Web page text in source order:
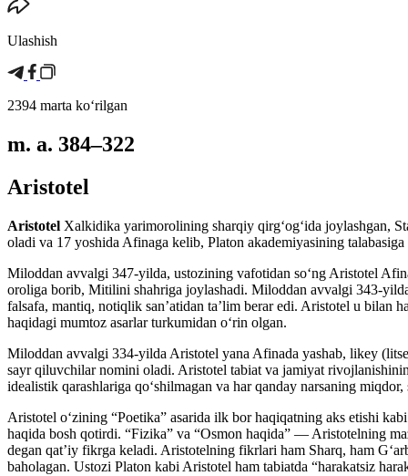
Ulashish
2394 marta koʻrilgan
m. a. 384–322
Aristotel
Aristotel Xalkidika yarimorolining sharqiy qirgʻogʻida joylashgan,
oladi va 17 yoshida Afinaga kelib, Platon akademiyasining
Miloddan avvalgi 347-yilda, ustozining vafotidan soʻng Aristotel
oroliga borib, Mitilini shahriga joylashadi. Miloddan avvalgi 343-
falsafa, mantiq, notiqlik sanʼatidan taʼlim berar edi. Aristotel u
haqidagi mumtoz asarlar turkumidan oʻrin olgan.
Miloddan avvalgi 334-yilda Aristotel yana Afinada yashab, likey
sayr qiluvchilar nomini oladi. Aristotel tabiat va jamiyat
idealistik qarashlariga qoʻshilmagan va har qanday narsaning
Aristotel oʻzining “Poetika” asarida ilk bor haqiqatning aks etishi
haqida bosh qotirdi. “Fizika” va “Osmon haqida” — Aristotelning
degan qatʼiy fikrga keladi. Aristotelning fikrlari ham Sharq, ham
baholagan. Ustozi Platon kabi Aristotel ham tabiatda “harakatsiz